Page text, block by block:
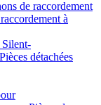
de raccordement
à
Pièces détachées